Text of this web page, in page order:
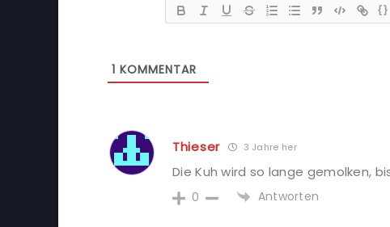
{}
1 KOMMENTAR
Thieser 3 Jahre her
Die Kuh wird so lange gemolken,
0 Antworten